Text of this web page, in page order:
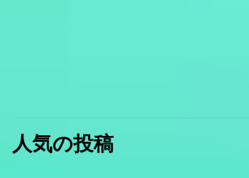
人気の投稿